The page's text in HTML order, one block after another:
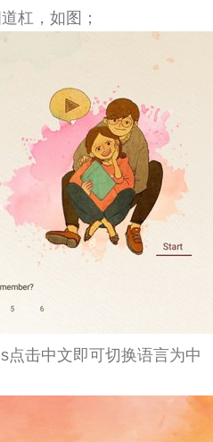
杠，如图；
点击中文即可切换语言为中